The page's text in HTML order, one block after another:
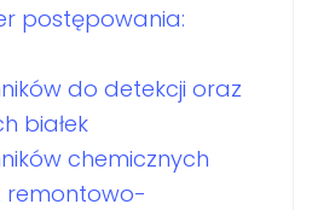
postępowania:
do detekcji oraz
białek
chemicznych
remontowo-